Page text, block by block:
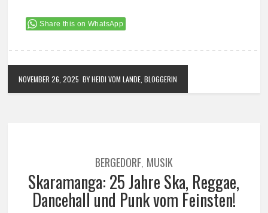
Share this on WhatsApp
NOVEMBER 26, 2025 BY HEIDI VOM LANDE, BLOGGERIN
BERGEDORF, MUSIK
Skaramanga: 25 Jahre Ska, Reggae,
Dancehall und Punk vom Feinsten!